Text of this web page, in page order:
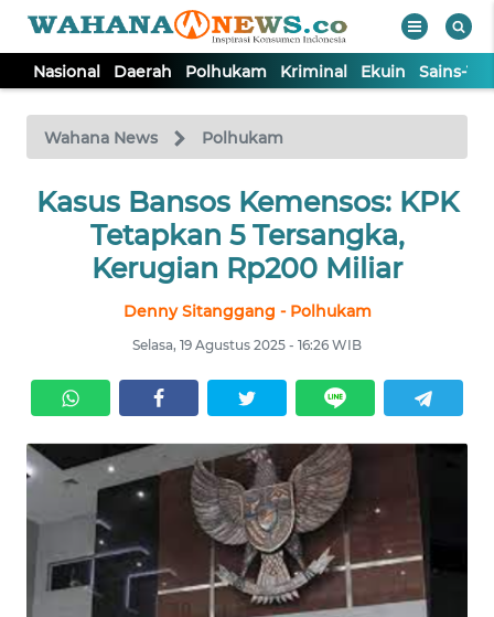
Nasional Daerah Polhukam Kriminal Ekuin Sains-
Wahana News Polhukam
Kasus Bansos Kemensos: KPK
Tetapkan 5 Tersangka,
Kerugian Rp200 Miliar
Denny Sitanggang - Polhukam
Selasa, 19 Agustus 2025 - 16:26 WIB
TV
Tutup
NASIONAL
DAERAH
KRIMINAL
EKUIN
SAINS-TEKNO
KESEHATAN